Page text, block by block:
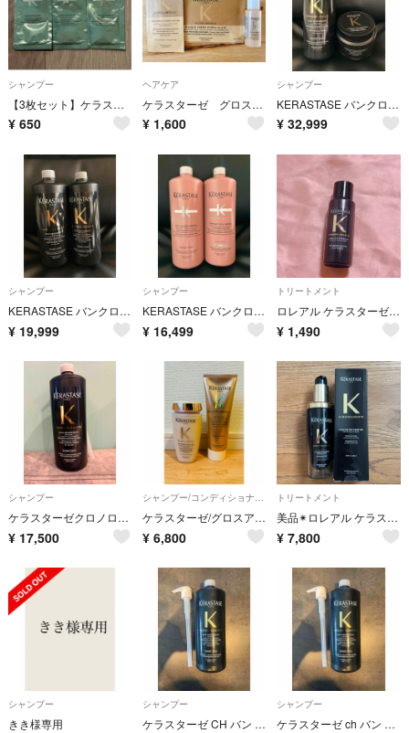
シャンプー
【3枚セット】ケラスターゼ シャンプーセット
¥ 650
ヘアケア
ケラスターゼ グロスアブソリュー サンプル
¥ 1,600
シャンプー
KERASTASE バンクロノロジスト&マスククロノロジスト
¥ 32,999
シャンプー
KERASTASE バンクロノロジストR 1000ml 2本
¥ 19,999
シャンプー
KERASTASE バンクロマプロテクト&フォンダンシカクロマ
¥ 16,499
トリートメント
ロレアル ケラスターゼ CH ユイル クロノロジスト N 15ml
¥ 1,490
シャンプー
ケラスターゼクロノロジストシャンプー 1L 2本 国内正規品 新品未使用
¥ 17,500
シャンプー/コンディショナーセット
ケラスターゼ/グロスアブソリュ/シャンプートリートメント
¥ 6,800
トリートメント
美品✴︎ロレアル ケラスターゼ CH ユイル クロノロジスト N 75ml
¥ 7,800
シャンプー
きき様専用
シャンプー
ケラスターゼ CH バン クロノロジスト R 1000ml ポンプ付き 国内正規品
シャンプー
ケラスターゼ ch バン クロノロジスト スカルプシャンプー 1000ml 国内正規品 ポンプ付き